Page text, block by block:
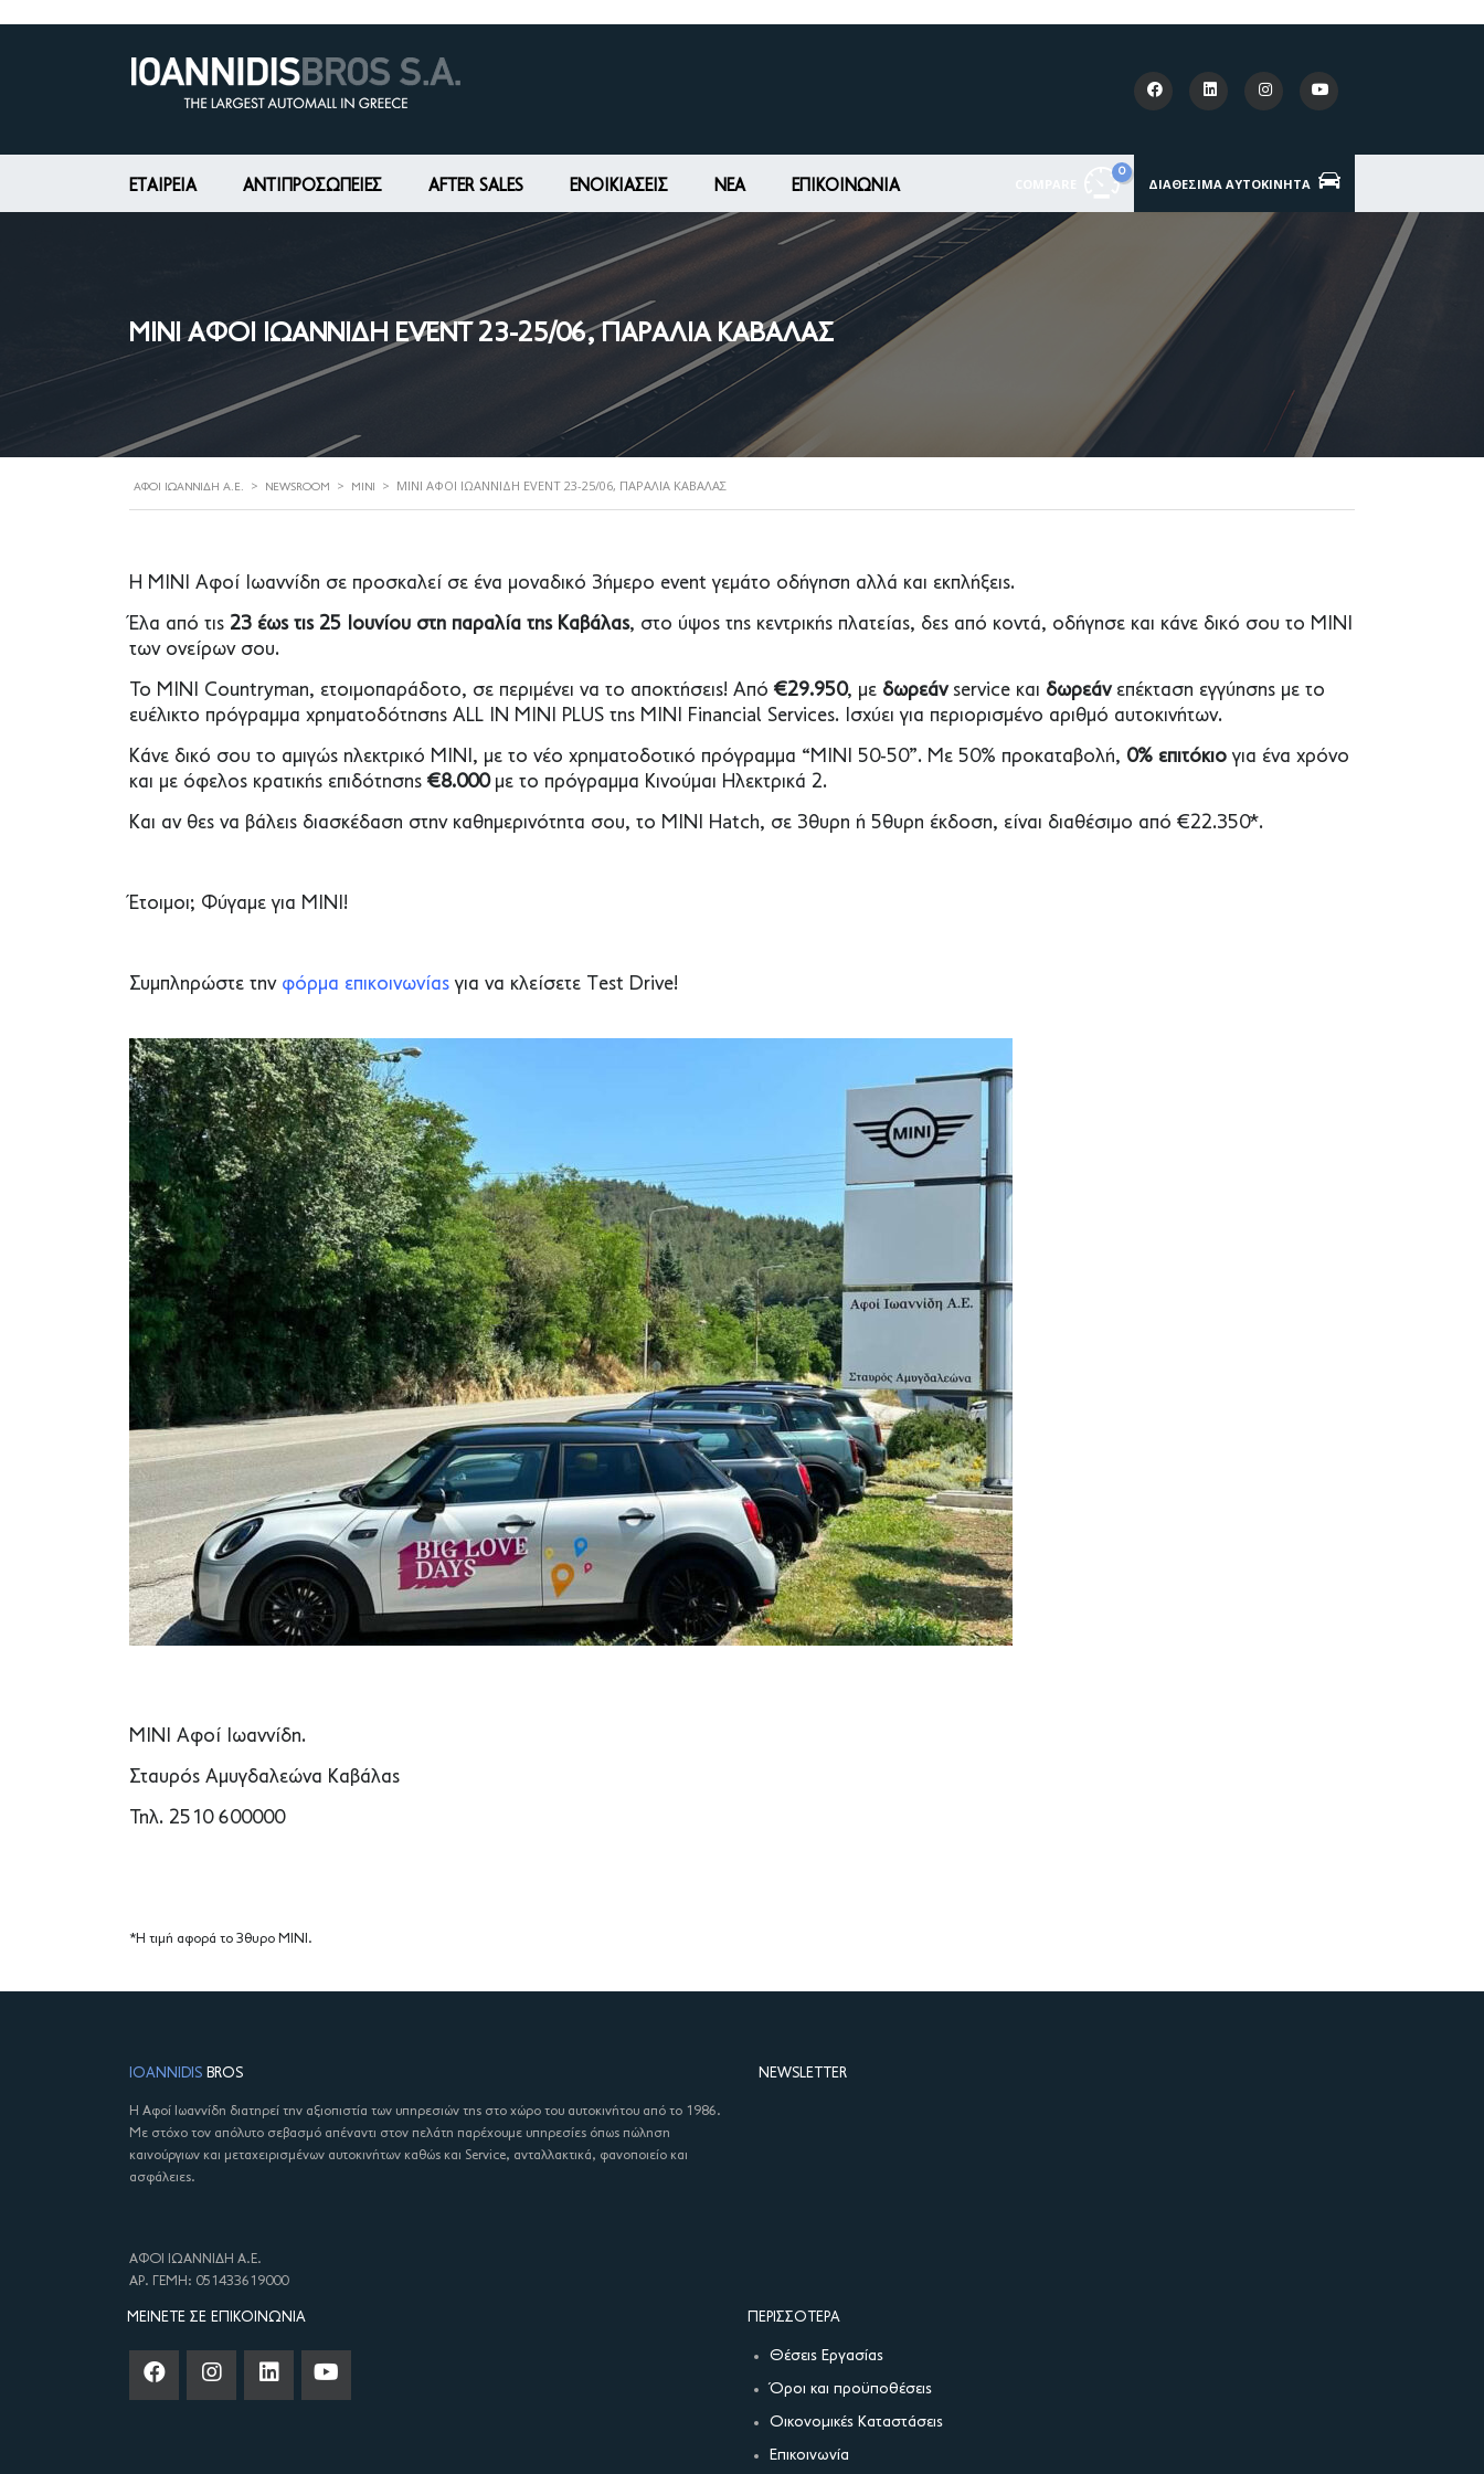
0
ΔΙΑΘΈΣΙΜΑ ΑΥΤΟΚΊΝΗΤΑ
ΕΤΑΙΡΕΊΑ ΑΝΤΙΠΡΟΣΩΠΕΙΕΣ AFTER SALES ΕΝΟΙΚΙΆΣΕΙΣ ΝΕΑ ΕΠΙΚΟΙΝΩΝΊΑ
MINI ΑΦΟΊ ΙΩΑΝΝΊΔΗ EVENT 23-25/06, ΠΑΡΑΛΊΑ ΚΑΒΆΛΑΣ
ΑΦΟΊ ΙΩΑΝΝΊΔΗ Α.Ε. > NEWSROOM > MINI > MINI ΑΦΟΊ ΙΩΑΝΝΊΔΗ EVENT 23-25/06, ΠΑΡΑΛΊΑ ΚΑΒΆΛΑΣ
Η MINI Αφοί Ιωαννίδη σε προσκαλεί σε ένα μοναδικό 3ήμερο event γεμάτο οδήγηση αλλά και εκπλήξεις.
Έλα από τις 23 έως τις 25 Ιουνίου στη παραλία της Καβάλας, στο ύψος της κεντρικής πλατείας, δες από κοντά, οδήγησε και κάνε δικό σου το ΜΙΝΙ
των ονείρων σου.
Το ΜΙΝΙ Countryman, ετοιμοπαράδοτο, σε περιμένει να το αποκτήσεις! Από €29.950, με δωρεάνservice και δωρεάνεπέκταση εγγύησης με το
ευέλικτο πρόγραμμα χρηματοδότησης ALL IN MINI PLUS της MINI Financial Services. Ισχύει για περιορισμένο αριθμό αυτοκινήτων.
Κάνε δικό σου το αμιγώς ηλεκτρικό ΜΙΝΙ, με το νέο χρηματοδοτικό πρόγραμμα “ΜΙΝΙ 50-50”. Με 50% προκαταβολή, 0% επιτόκιο για ένα χρόνο
και με όφελος κρατικής επιδότησης €8.000με το πρόγραμμα Κινούμαι Ηλεκτρικά 2.
Και αν θες να βάλεις διασκέδαση στην καθημερινότητα σου, το MINI Hatch, σε 3θυρη ή 5θυρη έκδοση, είναι διαθέσιμο από €22.350*.
Έτοιμοι; Φύγαμε για MINI!
Συμπληρώστε την φόρμα επικοινωνίας για να κλείσετε Test Drive!
MINI Αφοί Ιωαννίδη.
Σταυρός Αμυγδαλεώνα Καβάλας
Τηλ. 2510 600000
*Η τιμή αφορά το 3θυρο ΜΙΝΙ.
IOANNIDIS BROS
Η Αφοί Ιωαννίδη διατηρεί την αξιοπιστία των υπηρεσιών της στο χώρο του αυτοκινήτου από το 1986.
Με στόχο τον απόλυτο σεβασμό απέναντι στον πελάτη παρέχουμε υπηρεσίες όπως πώληση
καινούργιων και μεταχειρισμένων αυτοκινήτων καθώς και Service, ανταλλακτικά, φανοποιείο και
ασφάλειες.
ΑΦΟΙ ΙΩΑΝΝΙΔΗ Α.Ε.
ΑΡ. ΓΕΜΗ: 051433619000
NEWSLETTER
ΜΕΊΝΕΤΕ ΣΕ ΕΠΙΚΟΙΝΩΝΊΑ ΠΕΡΙΣΣΌΤΕΡΑ
Θέσεις Εργασίας
Όροι και προϋποθέσεις
Οικονομικές Καταστάσεις
Επικοινωνία